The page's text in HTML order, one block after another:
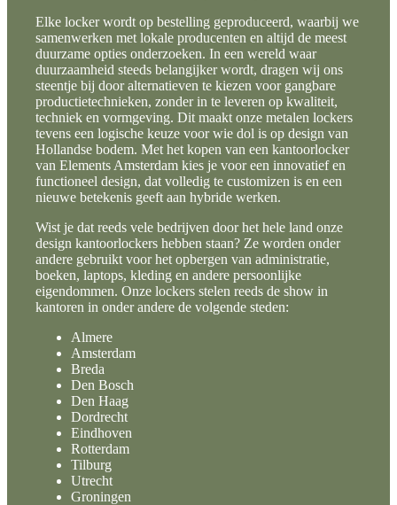
Elke locker wordt op bestelling geproduceerd, waarbij we
samenwerken met lokale producenten en altijd de meest
duurzame opties onderzoeken. In een wereld waar
duurzaamheid steeds belangijker wordt, dragen wij ons
steentje bij door alternatieven te kiezen voor gangbare
productietechnieken, zonder in te leveren op kwaliteit,
techniek en vormgeving. Dit maakt onze metalen lockers
tevens een logische keuze voor wie dol is op design van
Hollandse bodem. Met het kopen van een kantoorlocker
van Elements Amsterdam kies je voor een innovatief en
functioneel design, dat volledig te customizen is en een
nieuwe betekenis geeft aan hybride werken.
Wist je dat reeds vele bedrijven door het hele land onze
design kantoorlockers hebben staan? Ze worden onder
andere gebruikt voor het opbergen van administratie,
boeken, laptops, kleding en andere persoonlijke
eigendommen. Onze lockers stelen reeds de show in
kantoren in onder andere de volgende steden:
Almere
Amsterdam
Breda
Den Bosch
Den Haag
Dordrecht
Eindhoven
Rotterdam
Tilburg
Utrecht
Groningen